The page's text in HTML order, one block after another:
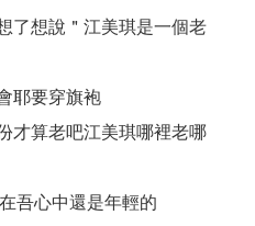
了想說＂江美琪是一個老
耶要穿旗袍
才算老吧江美琪哪裡老哪
吾心中還是年輕的